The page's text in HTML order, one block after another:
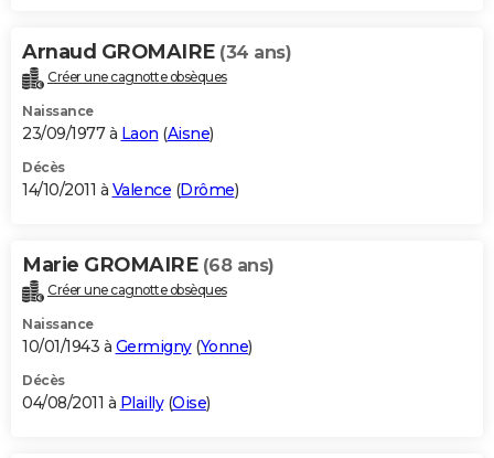
Arnaud GROMAIRE (34 ans)
Créer une cagnotte obsèques
Naissance
23/09/1977 à Laon (Aisne)
Décès
14/10/2011 à Valence (Drôme)
Marie GROMAIRE (68 ans)
Créer une cagnotte obsèques
Naissance
10/01/1943 à Germigny(Yonne)
Décès
04/08/2011 à Plailly(Oise)